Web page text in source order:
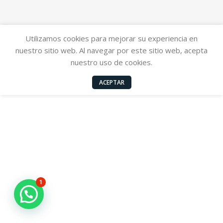
Utilizamos cookies para mejorar su experiencia en
nuestro sitio web. Al navegar por este sitio web, acepta
nuestro uso de cookies.
ACEPTAR
1